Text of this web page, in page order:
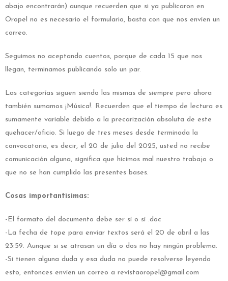
abajo encontrarán) aunque recuerden que si ya publicaron en
Oropel no es necesario el formulario, basta con que nos envíen un
correo.
Seguimos no aceptando cuentos, porque de cada 15 que nos
llegan, terminamos publicando solo un par.
Las categorías siguen siendo las mismas de siempre pero ahora
también sumamos ¡Música!. Recuerden que el tiempo de lectura es
sumamente variable debido a la precarización absoluta de este
quehacer/oficio. Si luego de tres meses desde terminada la
convocatoria, es decir, el 20 de julio del 2025, usted no recibe
comunicación alguna, significa que hicimos mal nuestro trabajo o
que no se han cumplido las presentes bases.
Cosas importantísimas:
-El formato del documento debe ser sí o sí .doc
-La fecha de tope para enviar textos será el 20 de abril a las
23:59. Aunque si se atrasan un día o dos no hay ningún problema.
-Si tienen alguna duda y esa duda no puede resolverse leyendo
esto, entonces envíen un correo a revistaoropel@gmail.com